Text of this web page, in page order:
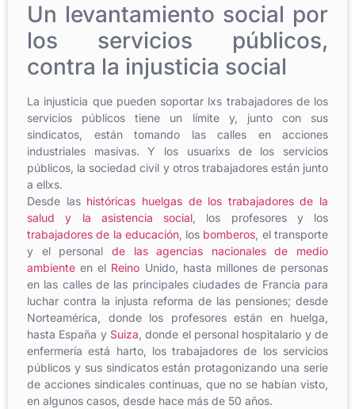
Un levantamiento social por
los servicios públicos,
contra la injusticia social
La injusticia que pueden soportar lxs trabajadores de los
servicios públicos tiene un límite y, junto con sus
sindicatos, están tomando las calles en acciones
industriales masivas. Y los usuarixs de los servicios
públicos, la sociedad civil y otros trabajadores están junto
a ellxs.
Desde las históricas huelgas de los trabajadores de la
salud y la asistencia social, los profesores y los
trabajadores de la educación, los bomberos, el transporte
y el personal de las agencias nacionales de medio
ambiente en el Reino Unido, hasta millones de personas
en las calles de las principales ciudades de Francia para
luchar contra la injusta reforma de las pensiones; desde
Norteamérica, donde los profesores están en huelga,
hasta España y Suiza, donde el personal hospitalario y de
enfermería está harto, los trabajadores de los servicios
públicos y sus sindicatos están protagonizando una serie
de acciones sindicales continuas, que no se habían visto,
en algunos casos, desde hace más de 50 años.